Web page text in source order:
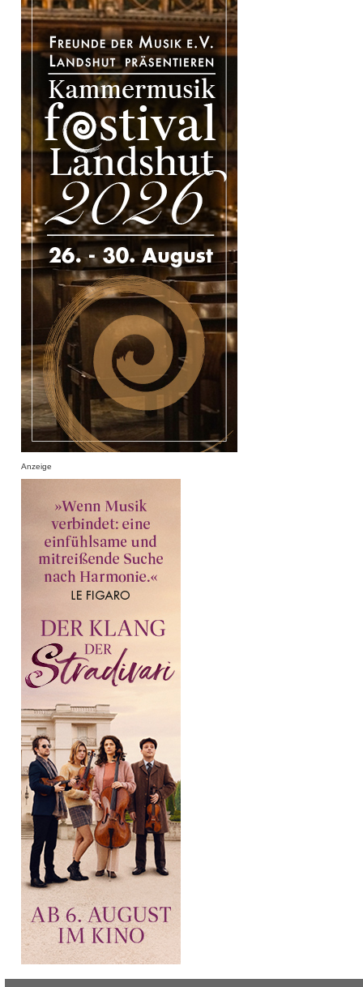
Anzeige